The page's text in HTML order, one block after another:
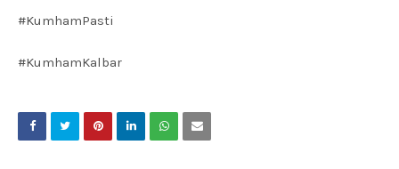
#KumhamPasti
#KumhamKalbar